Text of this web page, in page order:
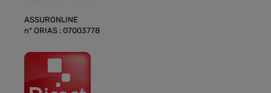
ASSURONLINE
n° ORIAS : 07003778